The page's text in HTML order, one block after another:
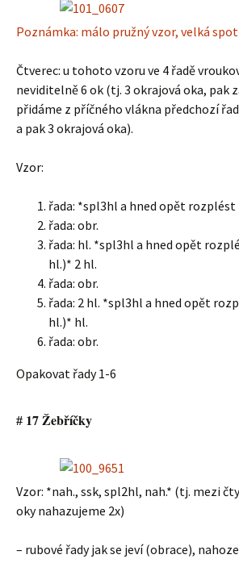
Poznámka: málo pružný vzor, velká
Čtverec: u tohoto vzoru ve 4 řadě
neviditelně 6 ok (tj. 3 okrajová oka, pak
přidáme z příčného vlákna předchozí
a pak 3 okrajová oka).
Vzor:
řada: *spl3hl a hned opět rozplést
řada: obr.
řada: hl. *spl3hl a hned opět
hl.)* 2 hl.
řada: obr.
řada: 2 hl. *spl3hl a hned opět
hl.)* hl.
řada: obr.
Opakovat řady 1-6
# 17 Žebříčky
Vzor: *nah., ssk, spl2hl, nah.* (tj. mezi
oky nahazujeme 2x)
– rubové řady jak se jeví (obrace),